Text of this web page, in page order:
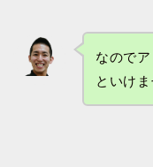
なので
といけま